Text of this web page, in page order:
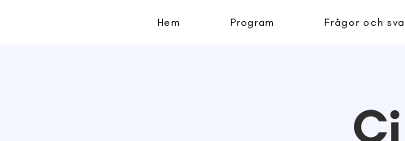
Hem Program Frågor och